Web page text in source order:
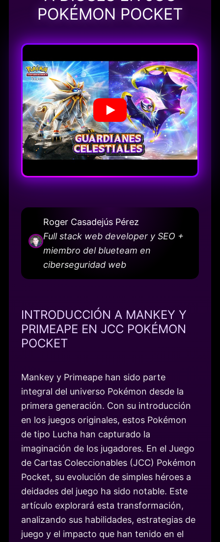
POKÉMON POCKET
Roger Casadejús Pérez
Full stack web developer y SEO +
miembro del blueteam en
ciberseguridad web
INTRODUCCIÓN A MANKEY Y
PRIMEAPE EN JCC POKÉMON
POCKET
Mankey y Primeape han sido parte
integral del universo Pokémon desde la
primera generación. Con su introducción
en los juegos originales, estos Pokémon
de tipo Lucha han capturado la
imaginación de los jugadores. En el Juego
de Cartas Coleccionables (JCC) Pokémon
Pocket, su evolución de simples héroes a
deidades del juego ha sido notable. Este
artículo explorará esta transformación,
analizando sus habilidades, estrategias de
juego y el impacto que han tenido en el